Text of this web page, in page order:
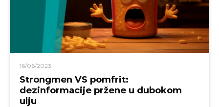
16/06/2023
Strongmen VS pomfrit:
dezinformacije pržene u dubokom
ulju